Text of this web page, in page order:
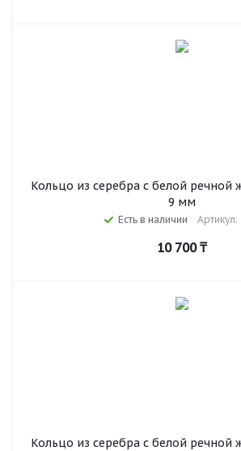
Кольцо из серебра с белой речной
9 мм
Есть в наличии Артикул:
10 700₸
Кольцо из серебра с белой речной